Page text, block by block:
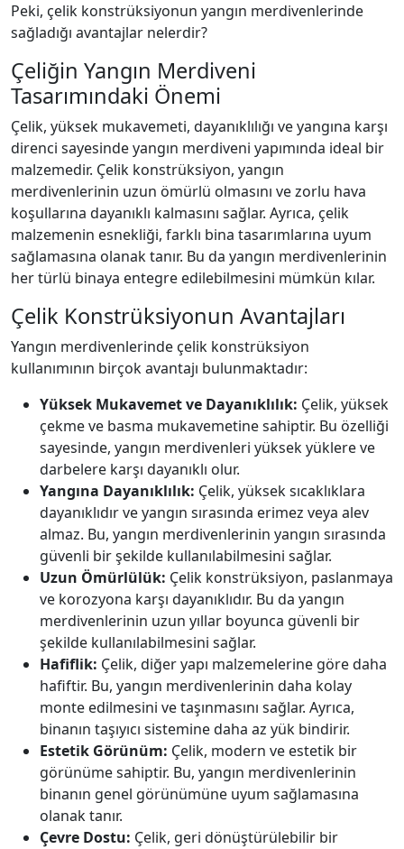
Peki, çelik konstrüksiyonun yangın merdivenlerinde
sağladığı avantajlar nelerdir?
Çeliğin Yangın Merdiveni
Tasarımındaki Önemi
Çelik, yüksek mukavemeti, dayanıklılığı ve yangına karşı
direnci sayesinde yangın merdiveni yapımında ideal bir
malzemedir. Çelik konstrüksiyon, yangın
merdivenlerinin uzun ömürlü olmasını ve zorlu hava
koşullarına dayanıklı kalmasını sağlar. Ayrıca, çelik
malzemenin esnekliği, farklı bina tasarımlarına uyum
sağlamasına olanak tanır. Bu da yangın merdivenlerinin
her türlü binaya entegre edilebilmesini mümkün kılar.
Çelik Konstrüksiyonun Avantajları
Yangın merdivenlerinde çelik konstrüksiyon
kullanımının birçok avantajı bulunmaktadır:
Yüksek Mukavemet ve Dayanıklılık: Çelik, yüksek
çekme ve basma mukavemetine sahiptir. Bu özelliği
sayesinde, yangın merdivenleri yüksek yüklere ve
darbelere karşı dayanıklı olur.
Yangına Dayanıklılık: Çelik, yüksek sıcaklıklara
dayanıklıdır ve yangın sırasında erimez veya alev
almaz. Bu, yangın merdivenlerinin yangın sırasında
güvenli bir şekilde kullanılabilmesini sağlar.
Uzun Ömürlülük: Çelik konstrüksiyon, paslanmaya
ve korozyona karşı dayanıklıdır. Bu da yangın
merdivenlerinin uzun yıllar boyunca güvenli bir
şekilde kullanılabilmesini sağlar.
Hafiflik: Çelik, diğer yapı malzemelerine göre daha
hafiftir. Bu, yangın merdivenlerinin daha kolay
monte edilmesini ve taşınmasını sağlar. Ayrıca,
binanın taşıyıcı sistemine daha az yük bindirir.
Estetik Görünüm: Çelik, modern ve estetik bir
görünüme sahiptir. Bu, yangın merdivenlerinin
binanın genel görünümüne uyum sağlamasına
olanak tanır.
Çevre Dostu: Çelik, geri dönüştürülebilir bir